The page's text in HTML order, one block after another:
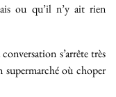
ou qu’il n’y ait rien
s’arrête très
où choper